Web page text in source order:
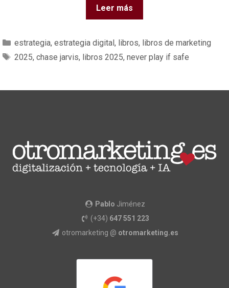
Leer más
estrategia, estrategia digital, libros, libros de marketing
2025, chase jarvis, libros 2025, never play if safe
Pablo Jiménez
(+34) 647 551 223
otromarketing @ otromarketing.es